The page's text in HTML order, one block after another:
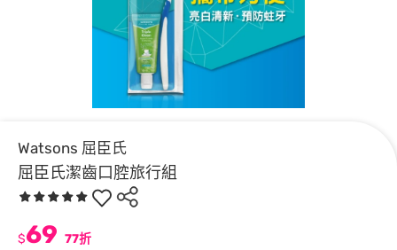
Watsons 屈臣氏
屈臣氏潔齒口腔旅行組
$69 77折